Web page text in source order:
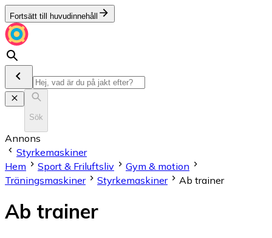
Fortsätt till huvudinnehåll
Sök
Annons
Styrkemaskiner
Hem
Sport & Friluftsliv
Gym & motion
Träningsmaskiner
Styrkemaskiner Ab trainer
Ab trainer